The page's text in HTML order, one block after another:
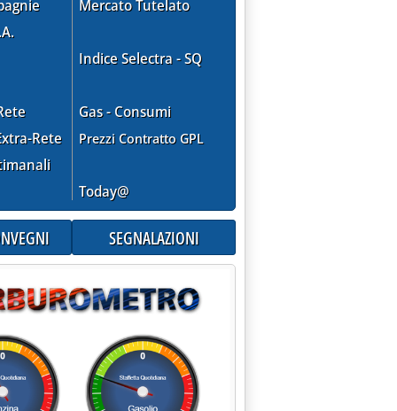
Rete
Mercato Tutelato
Indice Selectra - SQ
Gas - Consumi
Prezzi Contratto GPL
Today@
SEGNALAZIONI